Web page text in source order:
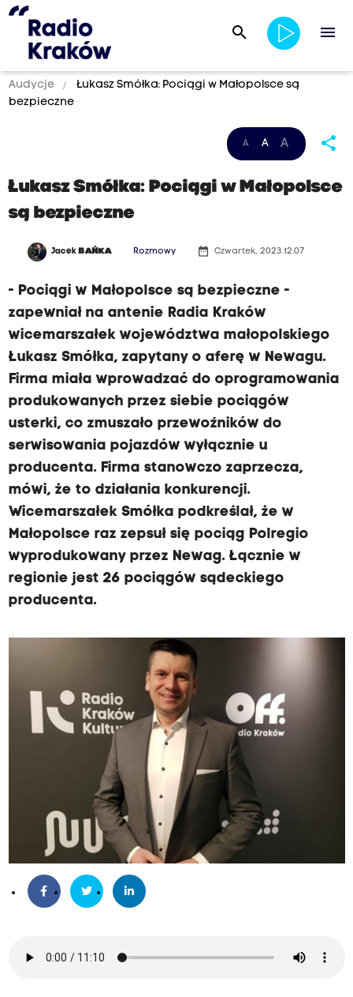
search menu
Audycje
Łukasz Smółka: Pociągi w Małopolsce są
bezpieczne
A A A share
Łukasz Smółka: Pociągi w Małopolsce
są bezpieczne
Jacek BAŃKA Rozmowy date_range Czwartek, 2023.12.07
- Pociągi w Małopolsce są bezpieczne -
zapewniał na antenie Radia Kraków
wicemarszałek województwa małopolskiego
Łukasz Smółka, zapytany o aferę w Newagu.
Firma miała wprowadzać do oprogramowania
produkowanych przez siebie pociągów
usterki, co zmuszało przewoźników do
serwisowania pojazdów wyłącznie u
producenta. Firma stanowczo zaprzecza,
mówi, że to działania konkurencji.
Wicemarszałek Smółka podkreślał, że w
Małopolsce raz zepsuł się pociąg Polregio
wyprodukowany przez Newag. Łącznie w
regionie jest 26 pociągów sądeckiego
producenta.